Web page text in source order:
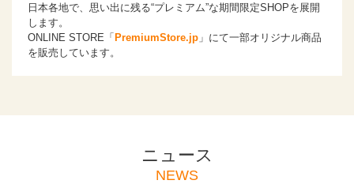
日本各地で、思い出に残る“プレミアム”な期間限定SHOPを展開
します。
ONLINE STORE「PremiumStore.jp 」にて一部オリジナル商品
を販売しています。
ニュース
NEWS